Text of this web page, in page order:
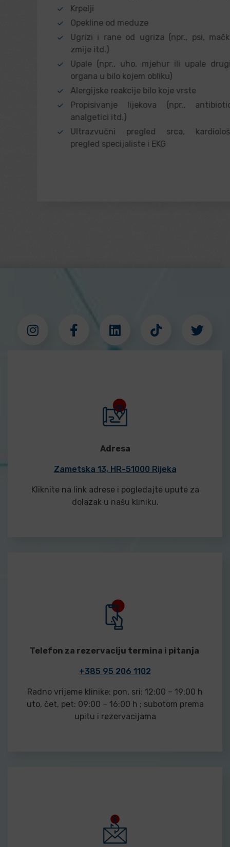
Krpelji
Opekline od meduze
Ugrizi i rane od ugriza (npr., psi,
zmije itd.)
Upale (npr., uho, mjehur ili upale
organa u bilo kojem obliku)
Alergijske reakcije bilo koje vrste
Propisivanje lijekova (npr.,
analgetici itd.)
Ultrazvučni pregled srca,
pregled specijaliste i EKG
Adresa
Zametska 13, HR-51000 Rijeka
Kliknite na link adrese i pogledajte upute za
dolazak u našu kliniku.
Telefon za rezervaciju termina i pitanja
+385 95 206 1102
Radno vrijeme klinike: pon, sri: 12:00 – 19:00 h
uto, čet, pet: 09:00 – 16:00 h ; subotom prema
upitu i rezervacijama